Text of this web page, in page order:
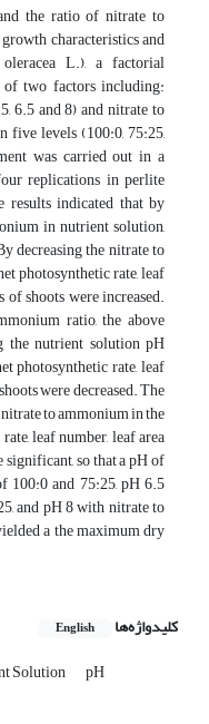
the ratio of nitrate to
characteristics and
L.), a factorial
of two factors including:
6.5 and 8) and nitrate to
levels (100:0, 75:25,
was carried out in a
replications in perlite
results indicated that by
in nutrient solution,
decreasing the nitrate to
photosynthetic rate, leaf
shoots were increased.
ratio, the above
the nutrient solution pH
photosynthetic rate, leaf
were decreased. The
to ammonium in the
leaf number, leaf area
so that a pH of
and 75:25, pH 6.5
and pH 8 with nitrate to
a the maximum dry
کلیدواژه‌ها English
Solution pH